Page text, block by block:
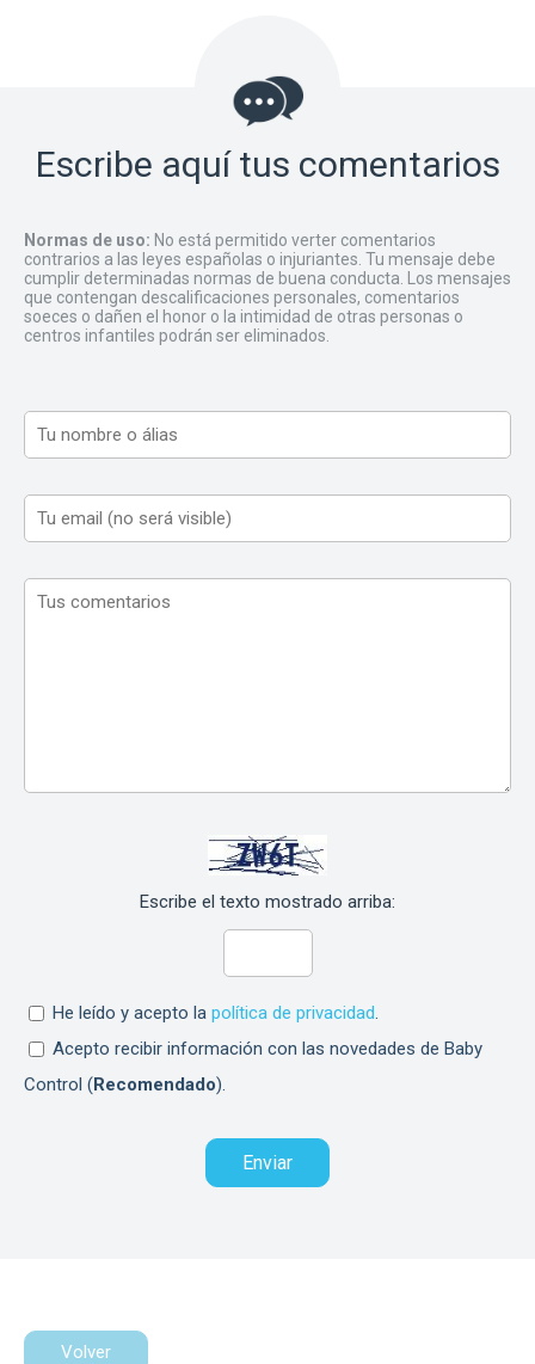
Escribe aquí tus comentarios
Normas de uso: No está permitido verter comentarios
contrarios a las leyes españolas o injuriantes. Tu mensaje debe
cumplir determinadas normas de buena conducta. Los mensajes
que contengan descalificaciones personales, comentarios
soeces o dañen el honor o la intimidad de otras personas o
centros infantiles podrán ser eliminados.
Escribe el texto mostrado arriba:
He leído y acepto la política de privacidad
Acepto recibir información con las novedades de Baby
Control (Recomendado).
Volver